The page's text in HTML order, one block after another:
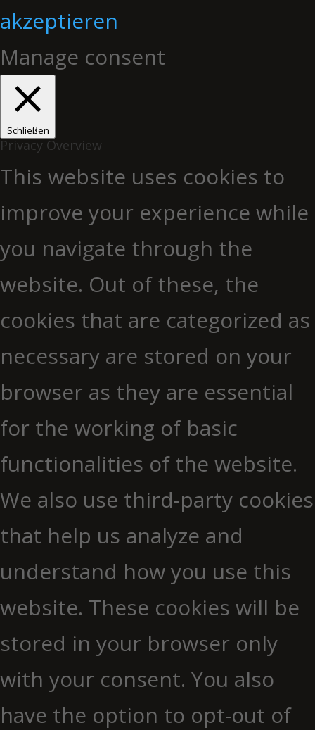
akzeptieren
Manage consent
Schließen
Privacy Overview
This website uses cookies to
improve your experience while
you navigate through the
website. Out of these, the
cookies that are categorized as
necessary are stored on your
browser as they are essential
for the working of basic
functionalities of the website.
We also use third-party cookies
that help us analyze and
understand how you use this
website. These cookies will be
stored in your browser only
with your consent. You also
have the option to opt-out of